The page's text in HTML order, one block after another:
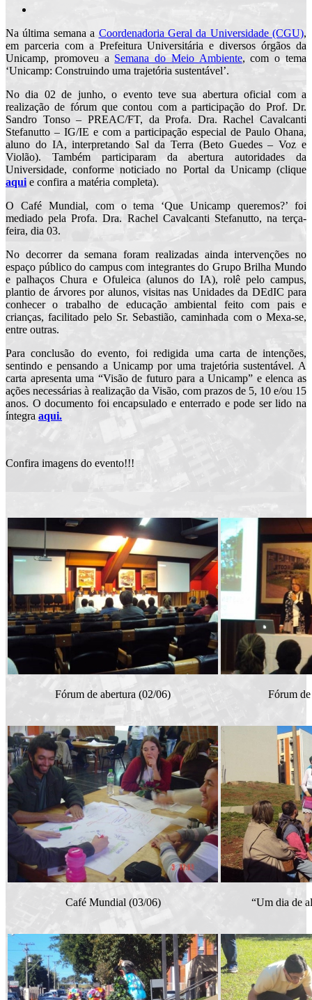
Na última semana a Coordenadoria Geral da Universidade (CGU),
em parceria com a Prefeitura Universitária e diversos órgãos da
Unicamp, promoveu a Semana do Meio Ambiente, com o tema
‘Unicamp: Construindo uma trajetória sustentável’.
No dia 02 de junho, o evento teve sua abertura oficial com a
realização de fórum que contou com a participação do Prof. Dr.
Sandro Tonso – PREAC/FT, daProfa. Dra. Rachel Cavalcanti
Stefanutto – IG/IE e com a participação especial de Paulo Ohana,
aluno do IA, interpretando Sal da Terra (Beto Guedes – Voz e
Violão). Também participaram da abertura autoridades da
Universidade, conforme noticiado no Portal da Unicamp (clique
aqui e confira a matéria completa).
O Café Mundial, com o tema ‘Que Unicamp queremos?’ foi
mediado pela Profa. Dra. Rachel Cavalcanti Stefanutto, na terça-
feira, dia 03.
No decorrer da semana foram realizadas ainda intervenções no
espaço público do campus com integrantes do Grupo Brilha Mundo
e palhaços Chura e Ofuleica (alunos do IA), rolê pelo campus,
plantio de árvores por alunos, visitas nas Unidades da DEdIC para
conhecer o trabalho de educação ambiental feito com pais e
crianças, facilitado pelo Sr. Sebastião, caminhada com o Mexa-se,
entre outras.
Para conclusão do evento, foi redigida umacarta de intenções,
sentindo e pensando a Unicamp por uma trajetória sustentável. A
carta apresenta uma “Visão de futuro para a Unicamp” e elenca as
ações necessárias à realização da Visão, com prazos de 5, 10 e/ou 15
anos. O documento foi encapsulado e enterrado e pode ser lido na
íntegra aqui.
Confira imagens do evento!!!
Fórum de abertura (02/06) Fórum
Café Mundial (03/06) “Um dia de